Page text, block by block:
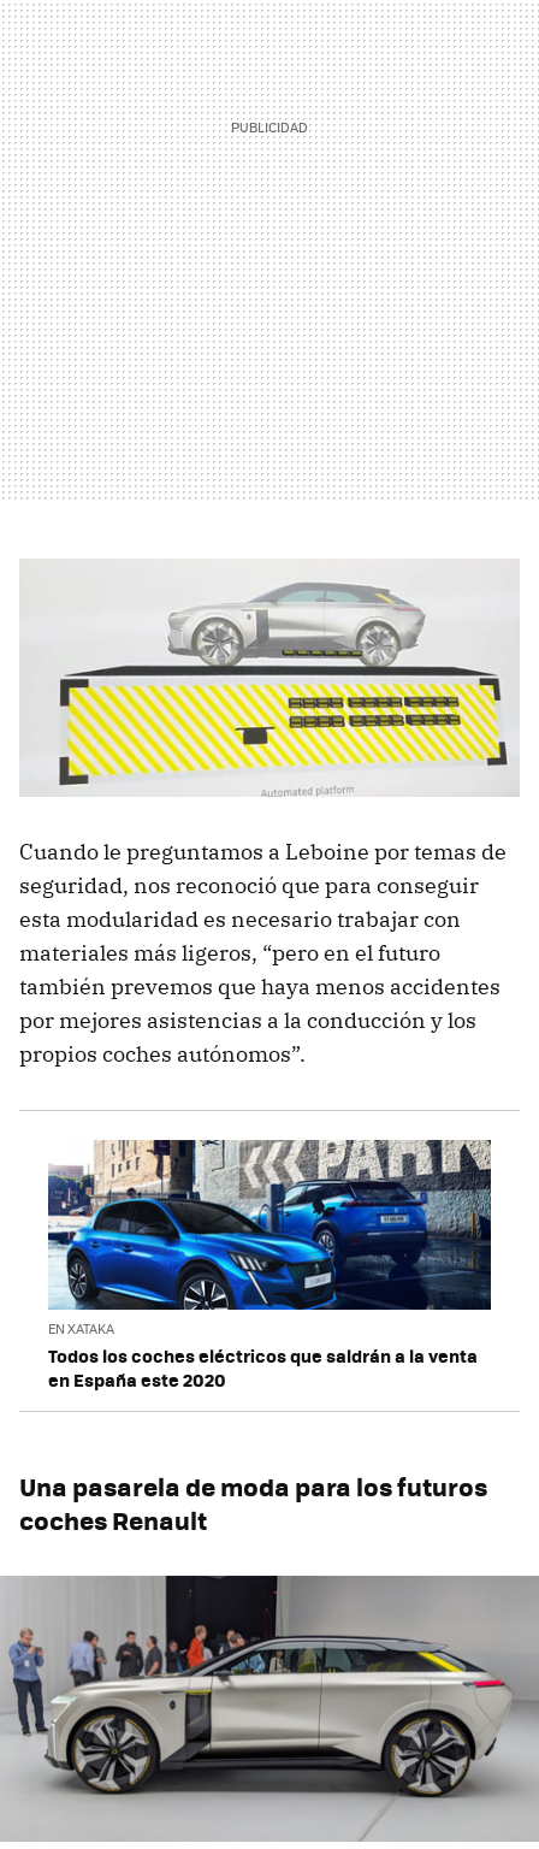
Cuando le preguntamos a Leboine por temas de
seguridad, nos reconoció que para conseguir
esta modularidad es necesario trabajar con
materiales más ligeros, “pero en el futuro
también prevemos que haya menos accidentes
por mejores asistencias a la conducción y los
propios coches autónomos”.
EN XATAKA
Todos los coches eléctricos que saldrán a la venta
en España este 2020
Una pasarela de moda para los futuros
coches Renault